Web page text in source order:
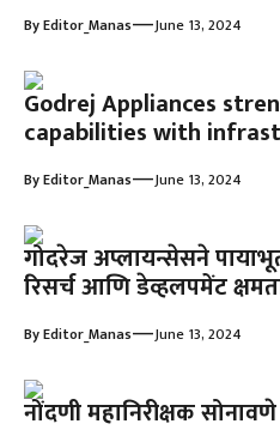
ByEditor_Manas—June 13, 2024
Godrej Appliances
capabilities with
ByEditor_Manas—June 13, 2024
गोदरेज अप्लायन्सेसने
रिसर्च आणि डेव्हलपमेंट
ByEditor_Manas—June 13, 2024
नोंदणी महानिरीक्षक